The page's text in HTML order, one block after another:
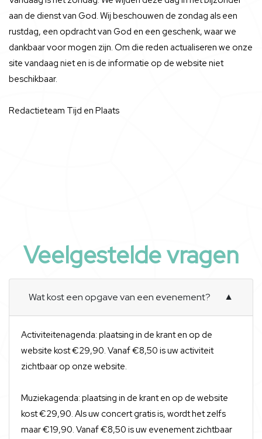
aan de dienst van God. Wij beschouwen de zondag als een
rustdag, een opdracht van God en een geschenk, waar we
dankbaar voor mogen zijn. Om die reden actualiseren we onze
site vandaag niet en is de informatie op de website niet
beschikbaar.
Redactieteam Tijd en Plaats
Veelgestelde vragen
Wat kost een opgave van een evenement? ▼
Activiteitenagenda: plaatsing in de krant en op de
website kost €29,90. Vanaf €8,50 is uw activiteit
zichtbaar op onze website.
Muziekagenda: plaatsing in de krant en op de website
kost €29,90. Als uw concert gratis is, wordt het zelfs
maar €19,90. Vanaf €8,50 is uw evenement zichtbaar